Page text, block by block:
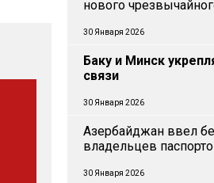
нового
30 Января 2026
Баку и Минск
связи
30 Января 2026
Азербайджан ввел
владельцев
30 Января 2026